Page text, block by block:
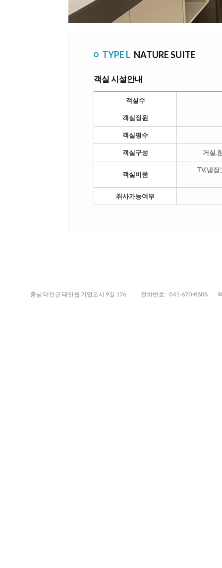
TYPE L NATURE SUITE
객실 시설안내
객실수
객실정원
객실평수
객실구성 거실,
객실비품
TV,냉장
취사가능여부
충남 태안군 태안읍 기업도시 9길 176 전화번호: 041-670-8888